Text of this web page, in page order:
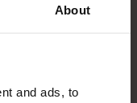
About
and ads, to